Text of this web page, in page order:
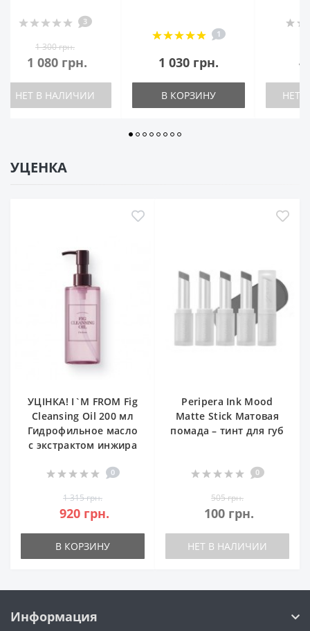
3
1 300 грн.
1 080 грн.
НЕТ В НАЛИЧИИ
1
1 030 грн.
В КОРЗИНУ НЕТ
УЦЕНКА
УЦІНКА! I`M FROM Fig
Cleansing Oil 200 мл
Гидрофильное масло
с экстрактом инжира
0
1 315 грн.
920 грн.
В КОРЗИНУ
Peripera Ink Mood
Matte Stick Матовая
помада – тинт для губ
0
505 грн.
100 грн.
НЕТ В НАЛИЧИИ
Информация